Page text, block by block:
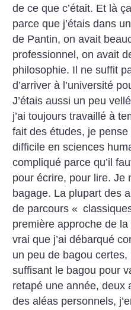
de ce que c’était. Et là
parce que j’étais dans
de Pantin, on avait
professionnel, on avait
philosophie. Il ne suffit
d’arriver à l’université
J’étais aussi un peu
j’ai toujours travaillé à
fait des études, je pense
difficile en sciences
compliqué parce qu’il
pour écrire, pour lire. Je
bagage. La plupart des
de parcours «
première approche de la
vrai que j’ai débarqué
un peu de bagou certes,
suffisant le bagou pour
retapé une année, deux
des aléas personnels,